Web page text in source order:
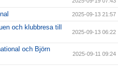
2025-09-13 21:57
och klubbresa till
2025-09-13 06:22
och Björn
2025-09-11 09:24